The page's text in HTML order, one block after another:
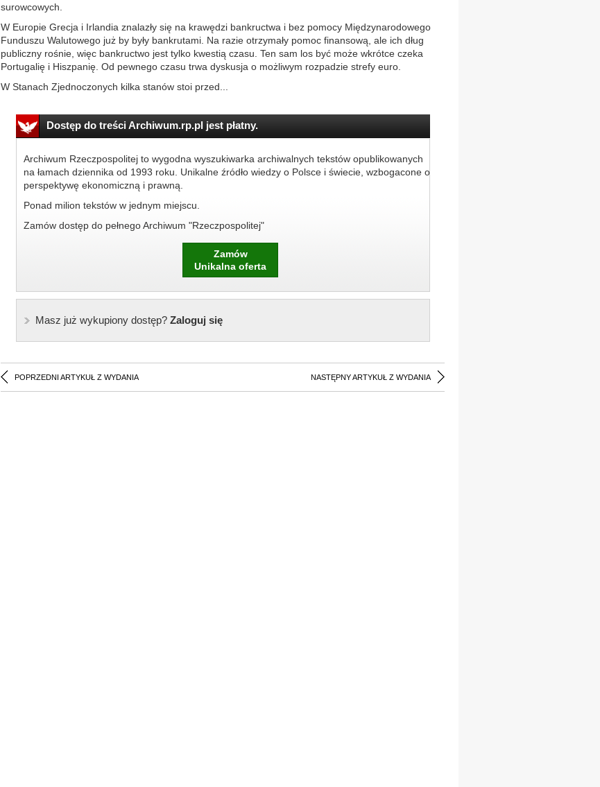
surowcowych.
W Europie Grecja i Irlandia znalazły się na krawędzi bankructwa i bez pomocy Międzynarodowego
Funduszu Walutowego już by były bankrutami. Na razie otrzymały pomoc finansową, ale ich dług
publiczny rośnie, więc bankructwo jest tylko kwestią czasu. Ten sam los być może wkrótce czeka
Portugalię i Hiszpanię. Od pewnego czasu trwa dyskusja o możliwym rozpadzie strefy euro.
W Stanach Zjednoczonych kilka stanów stoi przed...
Dostęp do treści Archiwum.rp.pl jest płatny.
Archiwum Rzeczpospolitej to wygodna wyszukiwarka archiwalnych tekstów opublikowanych
na łamach dziennika od 1993 roku. Unikalne źródło wiedzy o Polsce i świecie, wzbogacone o
perspektywę ekonomiczną i prawną.
Ponad milion tekstów w jednym miejscu.
Zamów dostęp do pełnego Archiwum "Rzeczpospolitej"
Zamów
Unikalna oferta
Masz już wykupiony dostęp?Zaloguj się
POPRZEDNI ARTYKUŁ Z WYDANIA NASTĘPNY ARTYKUŁ Z WYDANIA